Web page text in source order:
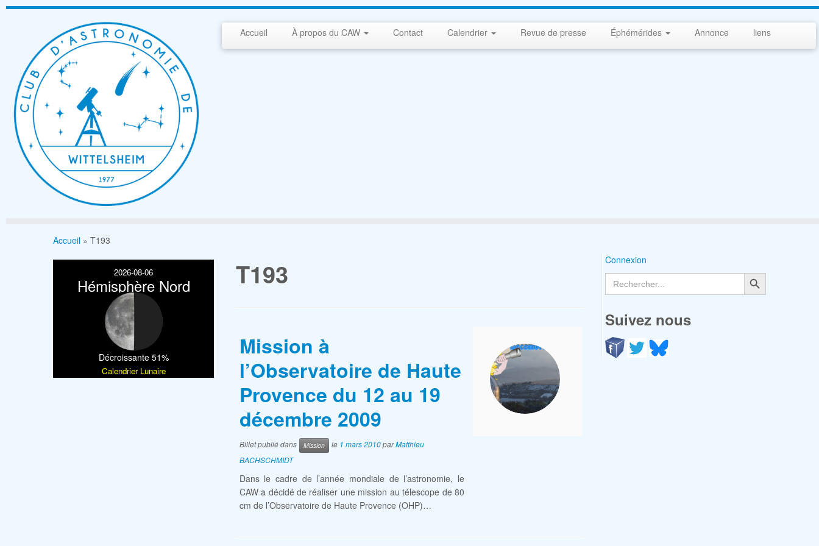
Passer
Accueil À propos du CAW Contact Calendrier Revue de presse Éphémérides Annonce liens
Accueil » T193
2026-08-06
Hémisphère Nord
Décroissante 51%
Calendrier Lunaire
T193
Mission à
l’Observatoire de Haute
Provence du 12 au 19
décembre 2009
Billet publié dans Mission le 1 mars 2010parMatthieu
BACHSCHMIDT
Dans le cadre de l’année mondiale de l’astronomie, le
CAW a décidé de réaliser une mission au télescope de 80
cm de l’Observatoire de Haute Provence (OHP)…
Connexion
Search
for:
Search Button
Suivez nous